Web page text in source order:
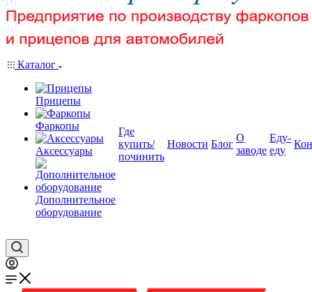
Каталог
Прицепы
Фаркопы
Аксессуары
Дополнительное
оборудование
Где
купить/
починить
Новости Блог
О
заводе
Еду-
еду